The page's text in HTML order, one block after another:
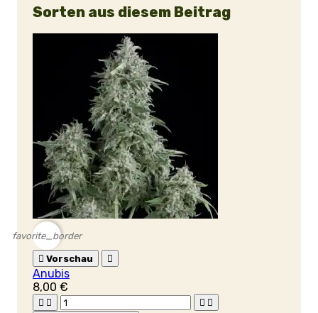
Sorten aus diesem Beitrag
favorite_border
 Vorschau 
Anubis
8,00 €
   